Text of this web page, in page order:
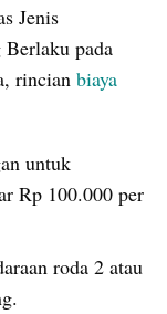
Jenis
Berlaku pada
rincian biaya
untuk
Rp 100.000 per
roda 2 atau